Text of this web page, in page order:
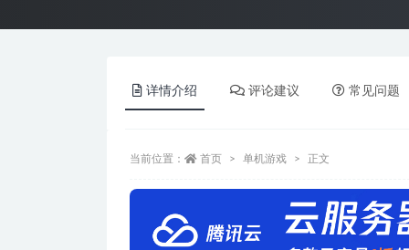
详情介绍 评论建议 常见问题
当前位置： 首页 单机游戏 正文